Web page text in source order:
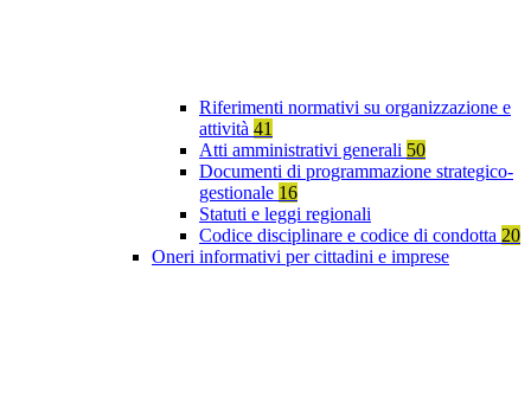
Riferimenti normativi su organizzazione e
attività 41
Atti amministrativi generali 50
Documenti di programmazione strategico-
gestionale 16
Statuti e leggi regionali
Codice disciplinare e codice di condotta 20
Oneri informativi per cittadini e imprese